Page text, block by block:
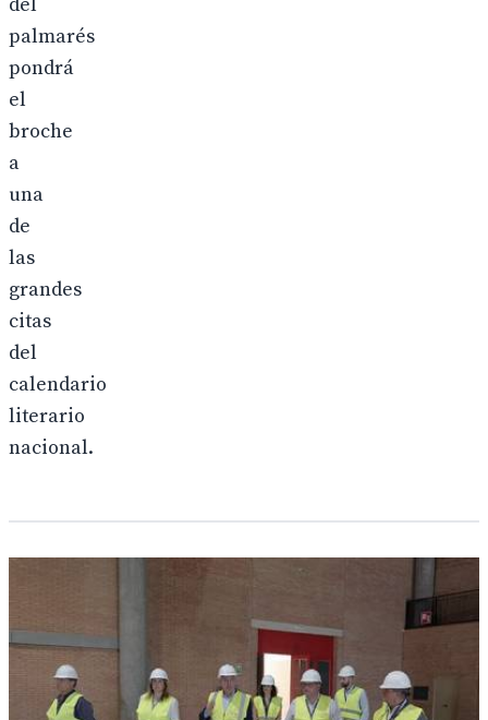
palmarés
pondrá
el
broche
a
una
de
las
grandes
citas
del
calendario
literario
nacional.